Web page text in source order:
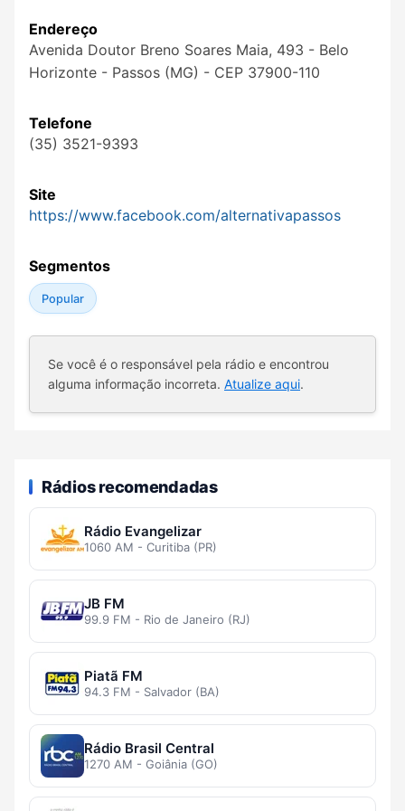
Endereço
Avenida Doutor Breno Soares Maia, 493 - Belo
Horizonte - Passos (MG) - CEP 37900-110
Telefone
(35) 3521-9393
Site
https://www.facebook.com/alternativapassos
Segmentos
Popular
Se você é o responsável pela rádio e encontrou
alguma informação incorreta. Atualize aqui.
Rádios recomendadas
Rádio Evangelizar
1060 AM - Curitiba (PR)
JB FM
99.9 FM - Rio de Janeiro (RJ)
Piatã FM
94.3 FM - Salvador (BA)
Rádio Brasil Central
1270 AM - Goiânia (GO)